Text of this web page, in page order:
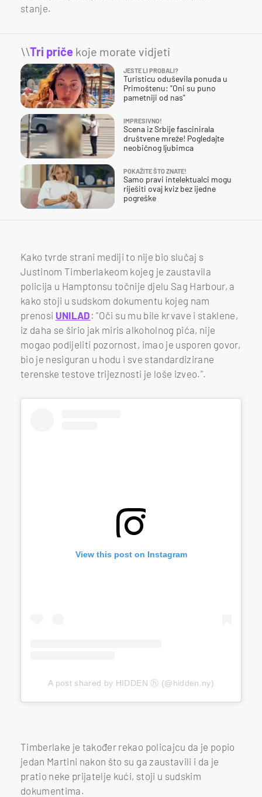
stanje.
\\Tri priče koje morate vidjeti
JESTE LI PROBALI?
Turisticu oduševila ponuda u
Primoštenu: "Oni su puno
pametniji od nas"
IMPRESIVNO!
Scena iz Srbije fascinirala
društvene mreže! Pogledajte
neobičnog ljubimca
POKAŽITE ŠTO ZNATE!
Samo pravi intelektualci mogu
riješiti ovaj kviz bez ijedne
pogreške
Kako tvrde strani mediji to nije bio slučaj s
Justinom Timberlakeom kojeg je zaustavila
policija u Hamptonsu točnije djelu Sag Harbour, a
kako stoji u sudskom dokumentu kojeg nam
prenosi UNILAD : "Oči su mu bile krvave i staklene,
iz daha se širio jak miris alkoholnog pića, nije
mogao podijeliti pozornost, imao je usporen govor,
bio je nesiguran u hodu i sve standardizirane
terenske testove trijeznosti je loše izveo.".
View this post on Instagram
A post shared by HIDDEN ⓗ (@hidden.ny)
Timberlake je također rekao policajcu da je popio
jedan Martini nakon što su ga zaustavili i da je
pratio neke prijatelje kući, stoji u sudskim
dokumentima.